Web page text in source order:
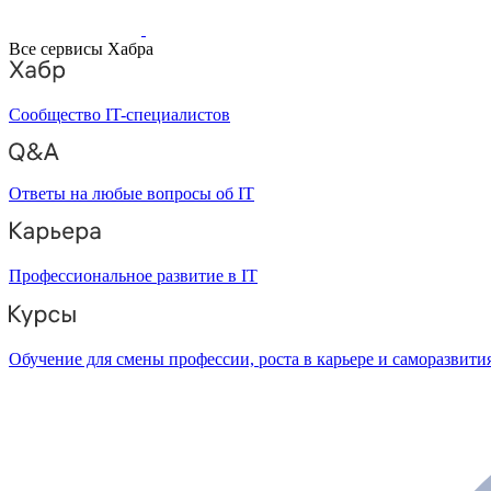
Все сервисы Хабра
Сообщество IT-специалистов
Ответы на любые вопросы об IT
Профессиональное развитие в IT
Обучение для смены профессии, роста в карьере и